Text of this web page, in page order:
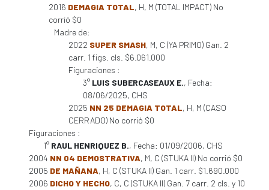
2016 DEMAGIA TOTAL, H, M (TOTAL IMPACT) No
corrió $0
Madre de:
2022 SUPER SMASH, M, C (YA PRIMO) Gan. 2
carr. 1 figs. cls. $6.061.000
Figuraciones :
3° LUIS SUBERCASEAUX E., Fecha:
08/06/2025, CHS
2025 NN 25 DEMAGIA TOTAL, H, M (CASO
CERRADO) No corrió $0
Figuraciones :
1° RAUL HENRIQUEZ B., Fecha: 01/09/2006, CHS
2004 NN 04 DEMOSTRATIVA, M, C (STUKA II) No corrió $0
2005 DE MAÑANA, H, C (STUKA II) Gan. 1 carr. $1.690.000
2006 DICHO Y HECHO, C, C (STUKA II) Gan. 7 carr. 2 cls. y 10